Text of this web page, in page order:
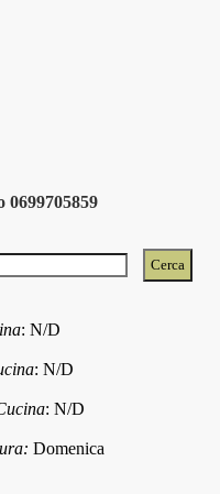
0699705859
: N/D
: N/D
:N/D
Domenica